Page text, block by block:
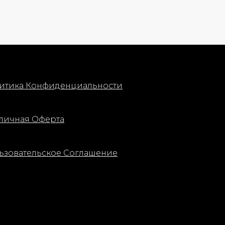
розы и желеобразный блеск. Ногти
Коктейль из мощных активных
черники.
- Экстракт черники (антиоксиданты) —
укрепляет ногти
Конфиденциальности
Оферта
Соглашение